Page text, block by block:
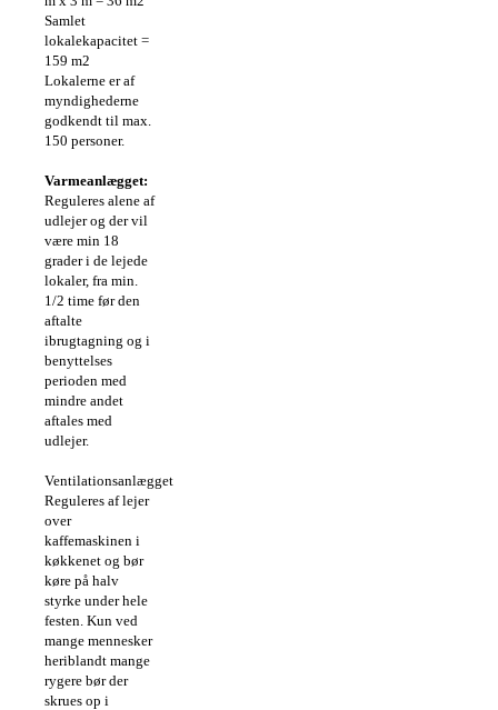
Samlet
lokalekapacitet =
159 m2
Lokalerne er af
myndighederne
godkendt til max.
150 personer.
Varmeanlægget:
Reguleres alene af
udlejer og der vil
være min 18
grader i de lejede
lokaler, fra min.
1/2 time før den
aftalte
ibrugtagning og i
benyttelses
perioden med
mindre andet
aftales med
udlejer.
Ventilationsanlægget:
Reguleres af lejer
over
kaffemaskinen i
køkkenet og bør
køre på halv
styrke under hele
festen. Kun ved
mange mennesker
heriblandt mange
rygere bør der
skrues op i